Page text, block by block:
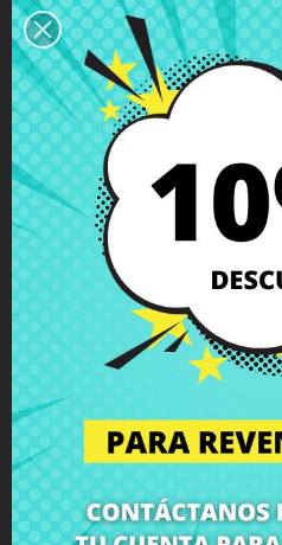
Detalles
Pie de goma
571 E1-571G
CompraPie de goma trasero